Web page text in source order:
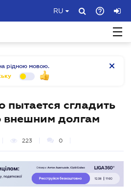
RU
рідною мовою.
пытается сгладить
внешним долгам
223 0